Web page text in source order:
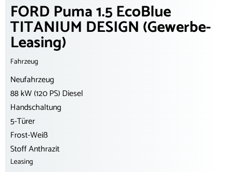
FORD Puma 1.5 EcoBlue
TITANIUM DESIGN (Gewerbe-
Leasing)
Fahrzeug
Neufahrzeug
88 kW (120 PS) Diesel
Handschaltung
5-Türer
Frost-Weiß
Stoff Anthrazit
Leasing